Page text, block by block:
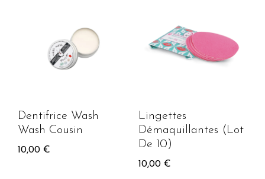
Dentifrice Wash
Wash Cousin
10,00 €
Lingettes
Démaquillantes (Lot
De 10)
10,00 €